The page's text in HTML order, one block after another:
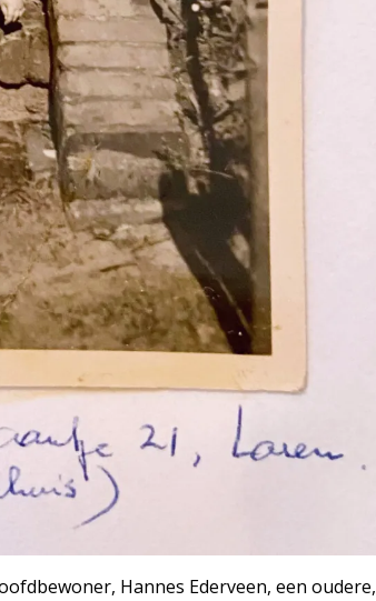
Hannes Ederveen, een oudere,